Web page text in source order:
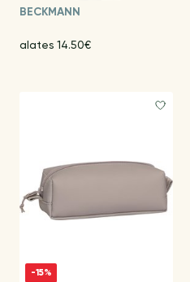
BECKMANN
alates 14.50€
-15%